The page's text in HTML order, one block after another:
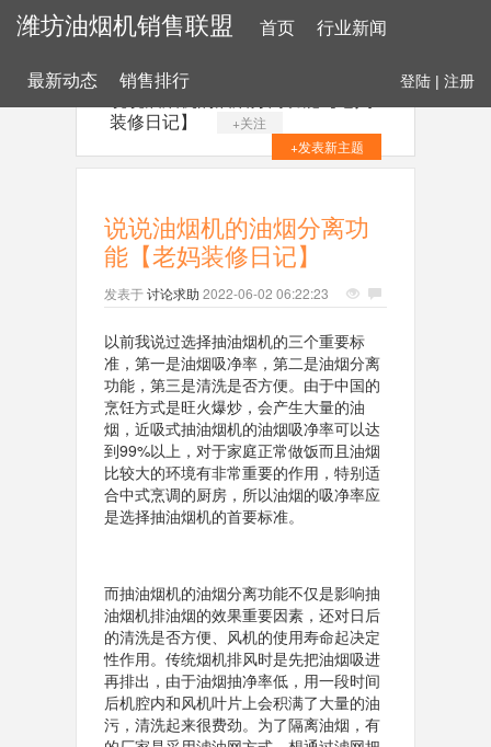
潍坊油烟机销售联盟 首页 行业新闻
最新动态 销售排行 登陆 | 注册
装修日记】
+关注
+发表新主题
说说油烟机的油烟分离功
能【老妈装修日记】
发表于讨论求助 2022-06-02 06:22:23
以前我说过选择抽油烟机的三个重要标
准，第一是油烟吸净率，第二是油烟分离
功能，第三是清洗是否方便。由于中国的
烹饪方式是旺火爆炒，会产生大量的油
烟，近吸式抽油烟机的油烟吸净率可以达
到99%以上，对于家庭正常做饭而且油烟
比较大的环境有非常重要的作用，特别适
合中式烹调的厨房，所以油烟的吸净率应
是选择抽油烟机的首要标准。
而抽油烟机的油烟分离功能不仅是影响抽
油烟机排油烟的效果重要因素，还对日后
的清洗是否方便、风机的使用寿命起决定
性作用。传统烟机排风时是先把油烟吸进
再排出，由于油烟抽净率低，用一段时间
后机腔内和风机叶片上会积满了大量的油
污，清洗起来很费劲。为了隔离油烟，有